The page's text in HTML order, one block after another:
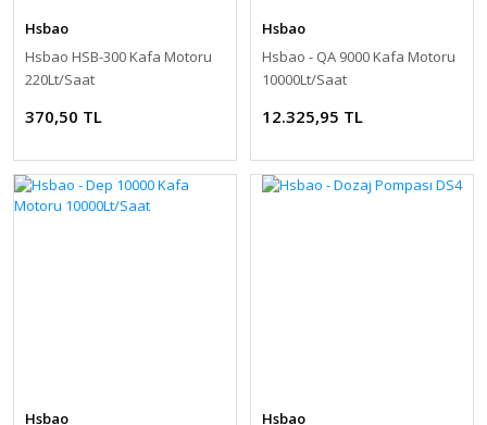
Hsbao
Hsbao HSB-300 Kafa Motoru
220Lt/Saat
370,50 TL
Hsbao
Hsbao - QA 9000 Kafa Motoru
10000Lt/Saat
12.325,95 TL
Hsbao
Hsbao